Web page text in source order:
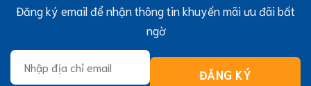
Đăng ký email để nhận thông tin khuyến mãi ưu đãi bất
ngờ